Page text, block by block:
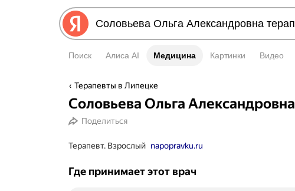
Поиск Алиса AI Медицина
Медицина Картинки Видео
Терапевты в Липецке
Соловьева Ольга Александровна
Поделиться
Терапевт. Взрослый napopravku.ru
Где принимает этот врач